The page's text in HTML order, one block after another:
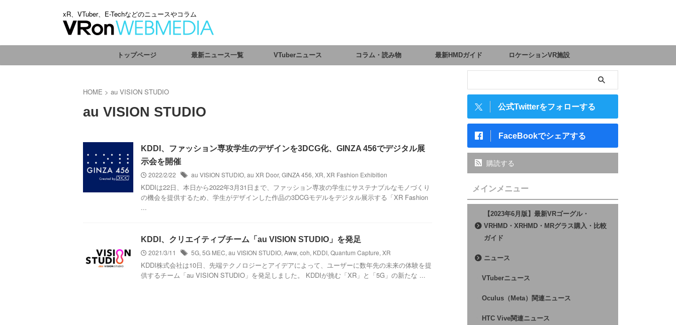
xR、VTuber、E-Techなどのニュースやコラム
トップページ 最新ニュース一覧 VTuberニュース コラム・読み物 最新HMDガイド ロケーションVR施設
HOME > au VISION STUDIO
au VISION STUDIO
KDDI、ファッション専攻学生のデザインを3DCG化、GINZA 456でデジタル展
示会を開催
2022/2/22
au VISION STUDIO, au XR Door, GINZA 456, XR, XR Fashion Exhibition
KDDIは22日、本日から2022年3月31日まで、ファッション専攻の学生にサステナブルなモノづくり
の機会を提供するため、学生がデザインした作品の3DCGモデルをデジタル展示する「XR Fashion
...
KDDI、クリエイティブチーム「au VISION STUDIO」を発足
2021/3/11
5G, 5G MEC, au VISION STUDIO, Aww, coh, KDDI, Quantum Capture, XR
KDDI株式会社は10日、先端テクノロジーとアイデアによって、ユーザーに数年先の未来の体験を提
供するチーム「au VISION STUDIO」を発足しました。 KDDIが挑む「XR」と「5G」の新たな ...
公式Twitterをフォローする
FaceBookでシェアする
購読する
メインメニュー
【2023年6月版】最新VRゴーグル・
VRHMD・XRHMD・MRグラス購入・比較
ガイド
ニュース
VTuberニュース
Oculus（Meta）関連ニュース
HTC Vive関連ニュース